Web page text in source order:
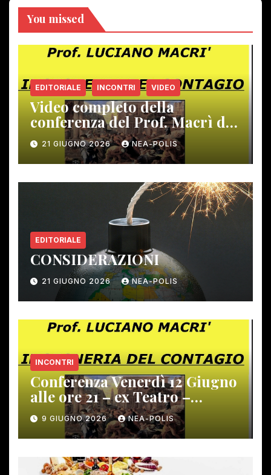
You missed
EDITORIALE INCONTRI VIDEO
Video completo della
conferenza del Prof. Macrì del
12 giugno scorso
21 GIUGNO 2026 NEA-POLIS
EDITORIALE
CONSIDERAZIONI
21 GIUGNO 2026 NEA-POLIS
INCONTRI
Conferenza Venerdì 12 Giugno
alle ore 21 – ex Teatro –
Gambassi Terme –
9 GIUGNO 2026 NEA-POLIS